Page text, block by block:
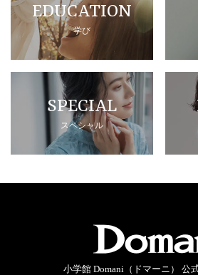
EDUCATION
学び
SPECIAL
スペシャル
小学館 Domani（ドマーニ） 公